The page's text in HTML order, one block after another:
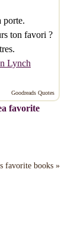
porte.
ton favori ?
Lynch
Goodreads Quotes
favorite
favorite books »